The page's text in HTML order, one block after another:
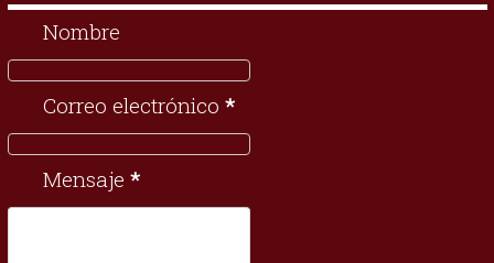
Nombre
Correo electrónico *
Mensaje *